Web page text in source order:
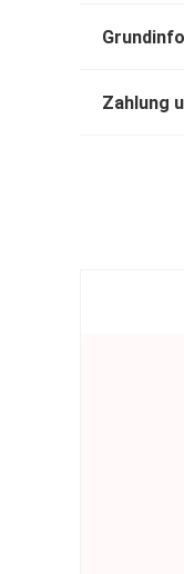
Zahlung